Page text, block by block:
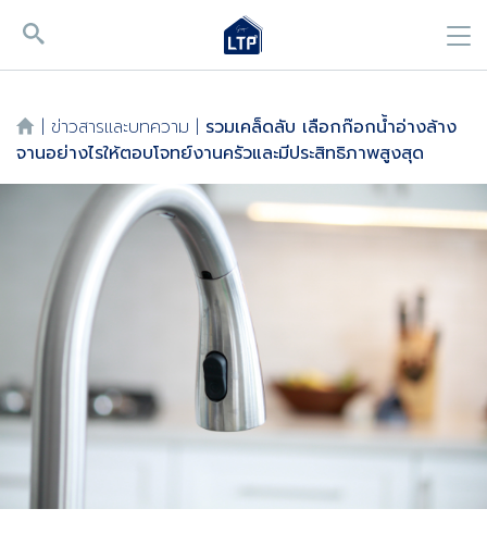
| ข่าวสารและบทความ | รวมเคล็ดลับ เลือกก๊อกน้ำอ่างล้าง
จานอย่างไรให้ตอบโจทย์งานครัวและมีประสิทธิภาพสูงสุด